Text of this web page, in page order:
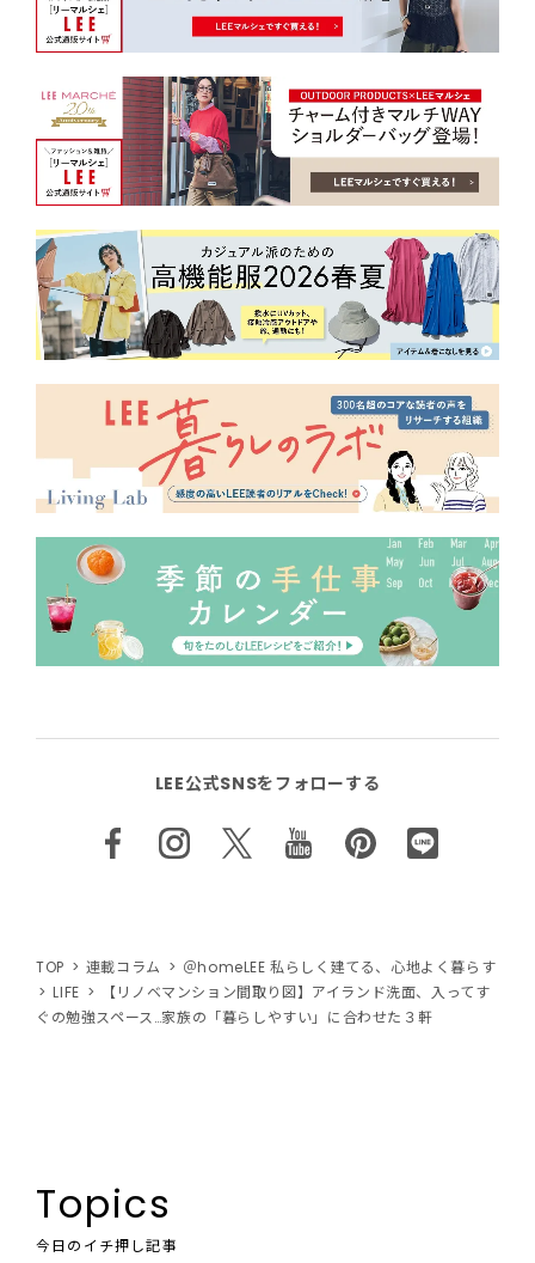
LEE公式SNSをフォローする
TOP 連載コラム
＠homeLEE 私らしく建てる、心地よく暮らす
LIFE
【リノベマンション間取り図】アイランド洗面、入ってす
ぐの勉強スペース…家族の「暮らしやすい」に合わせた３軒
Topics
今日のイチ押し記事